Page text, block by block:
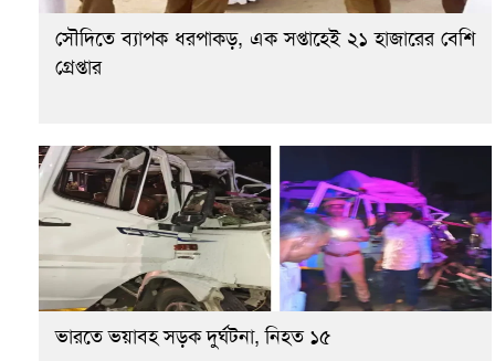
সৌদিতে ব্যাপক ধরপাকড়, এক সপ্তাহেই ২১ হাজারের বেশি
গ্রেপ্তার
ভারতে ভয়াবহ সড়ক দুর্ঘটনা, নিহত ১৫